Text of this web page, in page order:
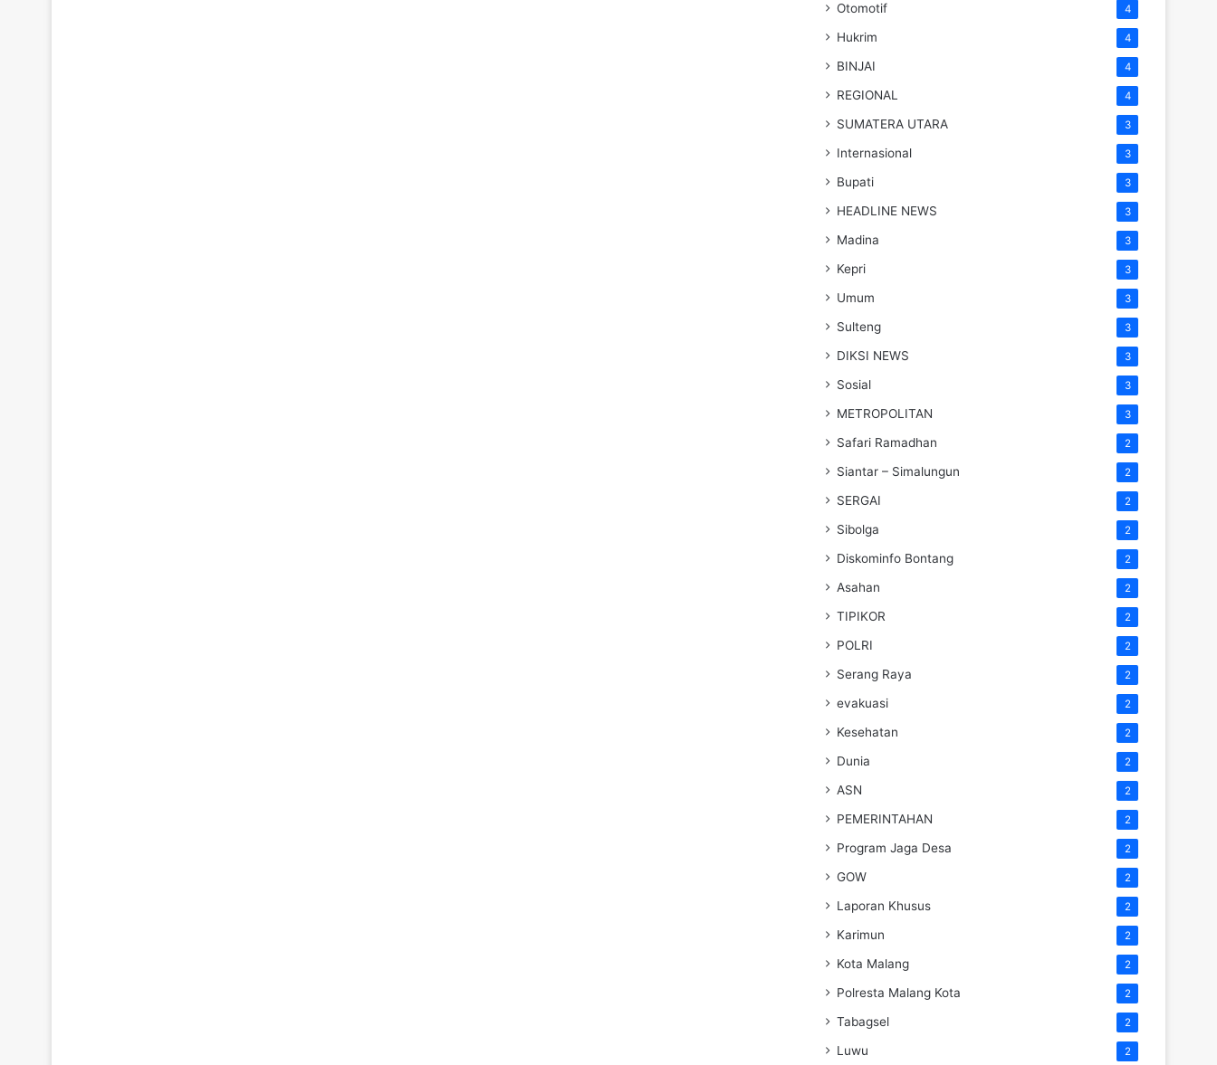
Otomotif 4
Hukrim 4
BINJAI 4
REGIONAL 4
SUMATERA UTARA 3
Internasional 3
Bupati 3
HEADLINE NEWS 3
Madina 3
Kepri 3
Umum 3
Sulteng 3
DIKSI NEWS 3
Sosial 3
METROPOLITAN 3
Safari Ramadhan 2
Siantar – Simalungun 2
SERGAI 2
Sibolga 2
Diskominfo Bontang 2
Asahan 2
TIPIKOR 2
POLRI 2
Serang Raya 2
evakuasi 2
Kesehatan 2
Dunia 2
ASN 2
PEMERINTAHAN 2
Program Jaga Desa 2
GOW 2
Laporan Khusus 2
Karimun 2
Kota Malang 2
Polresta Malang Kota 2
Tabagsel 2
Luwu 2